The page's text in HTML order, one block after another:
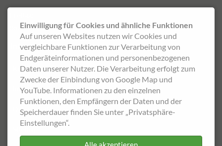
8:00 – 16:00
Informationen
Kontakt
Impressum
Datenschutz
Einwilligung für Cookies und ähnliche Funktionen
Auf unseren Websites nutzen wir Cookies und
vergleichbare Funktionen zur Verarbeitung von
Endgeräteinformationen und personenbezogenen
Daten unserer Nutzer. Die Verarbeitung erfolgt zum
Zwecke der Einbindung von Google Map und
YouTube. Informationen zu den einzelnen
Funktionen, den Empfängern der Daten und der
Speicherdauer finden Sie unter „Privatsphäre-
Einstellungen“.